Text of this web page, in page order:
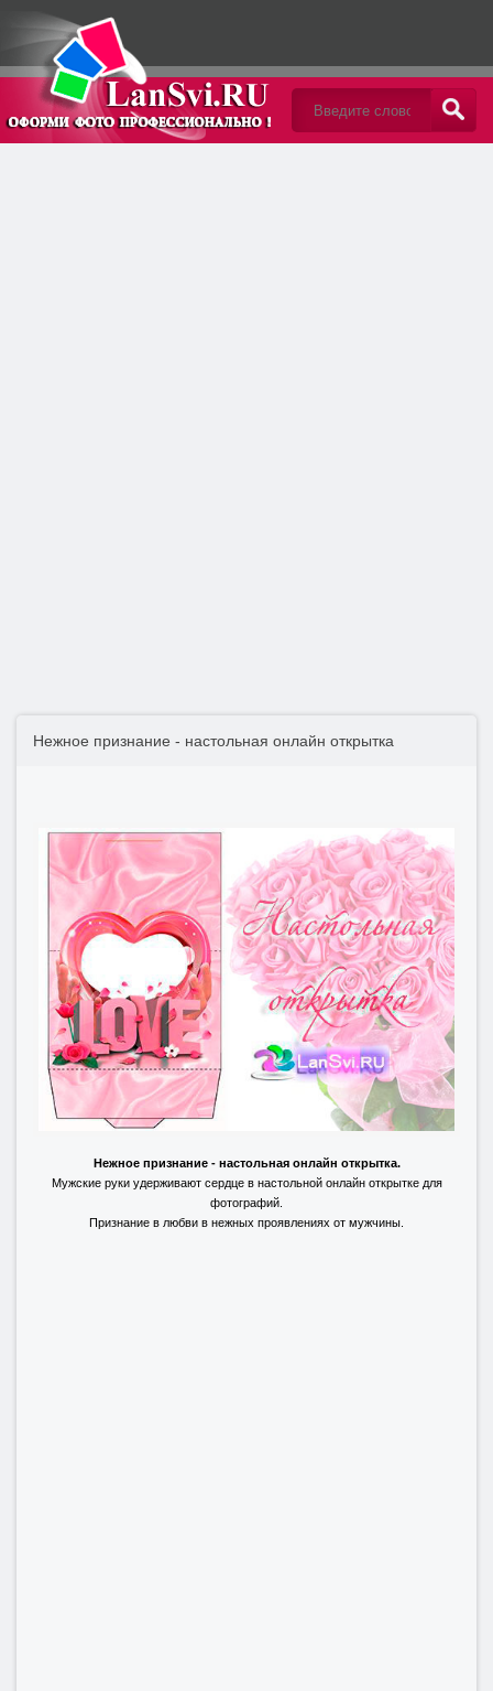
Нежное признание - настольная онлайн открытка
Нежное признание - настольная онлайн открытка.
Мужские руки удерживают сердце в настольной онлайн открытке для
фотографий.
Признание в любви в нежных проявлениях от мужчины.